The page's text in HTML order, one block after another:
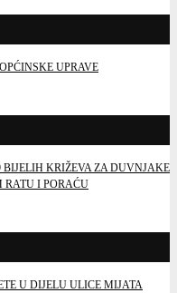
UPRAVE
KRIŽEVA ZA DUVNJAKE
RATU I PORAĆU
U DIJELU ULICE MIJATA